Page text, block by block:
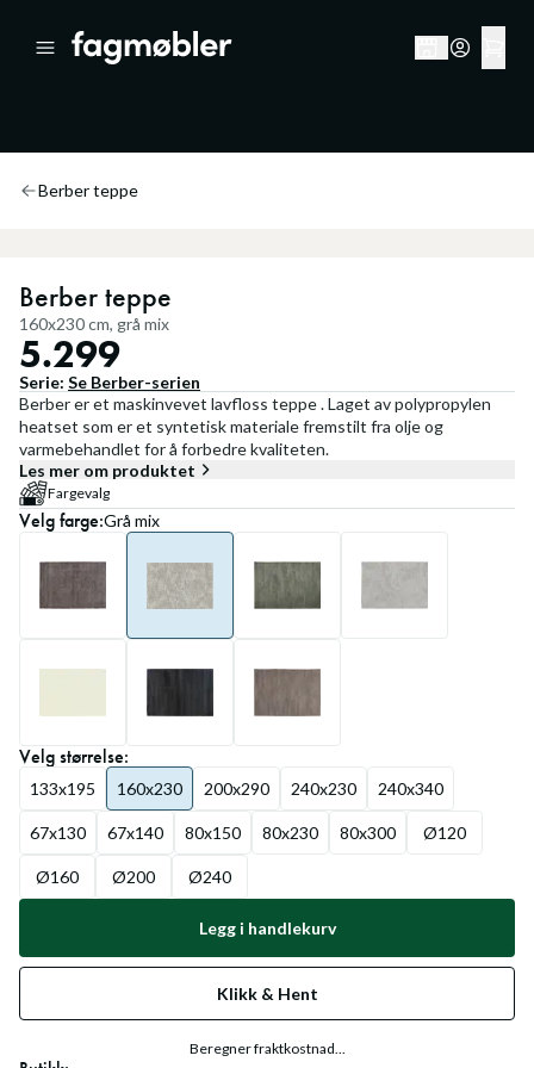
Berber teppe
Berber teppe
160x230 cm, grå mix
5.299
Serie: Se Berber-serien
Berber er et maskinvevet lavfloss teppe . Laget av polypropylen
heatset som er et syntetisk materiale fremstilt fra olje og
varmebehandlet for å forbedre kvaliteten.
Les mer om produktet
Fargevalg
Velgfarge:Grå mix
Velgstørrelse:
133x195 160x230 200x290 240x230 240x340
67x130 67x140 80x150 80x230 80x300 Ø120
Ø160 Ø200 Ø240
Legg i handlekurv
Klikk & Hent
Beregner fraktkostnad...